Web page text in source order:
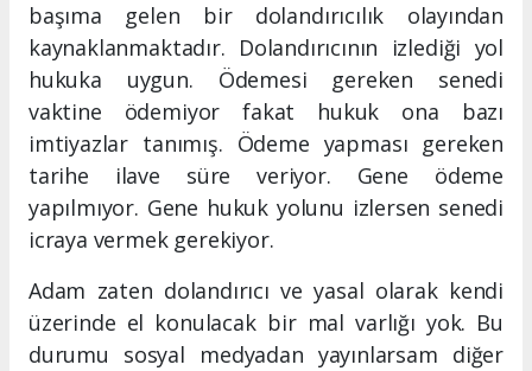
başıma gelen bir dolandırıcılık olayından
kaynaklanmaktadır. Dolandırıcının izlediği yol
hukuka uygun. Ödemesi gereken senedi
vaktine ödemiyor fakat hukuk ona bazı
imtiyazlar tanımış. Ödeme yapması gereken
tarihe ilave süre veriyor. Gene ödeme
yapılmıyor. Gene hukuk yolunu izlersen senedi
icraya vermek gerekiyor.
Adam zaten dolandırıcı ve yasal olarak kendi
üzerinde el konulacak bir mal varlığı yok. Bu
durumu sosyal medyadan yayınlarsam diğer